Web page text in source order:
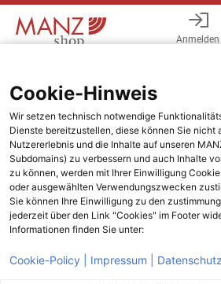
Anmelden
Cookie-Hinweis
Wir setzen technisch notwendige
Dienste bereitzustellen, diese können Sie nicht
Nutzererlebnis und die Inhalte auf unseren
Subdomains) zu verbessern und auch Inhalte
zu können, werden mit Ihrer Einwilligung
oder ausgewählten Verwendungszwecken
Sie können Ihre Einwilligung zu den
jederzeit über den Link "Cookies" im Footer
Informationen finden Sie unter:
Cookie-Policy | Impressum | Datenschutz